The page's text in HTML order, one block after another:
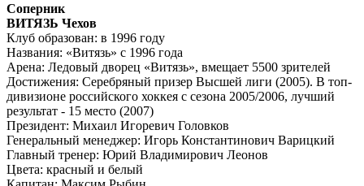
Соперник
ВИТЯЗЬ Чехов
Клуб образован: в 1996 году
Названия: «Витязь» с 1996 года
Арена: Ледовый дворец «Витязь», вмещает 5500 зрителей
Достижения: Серебряный призер Высшей лиги (2005). В топ-
дивизионе российского хоккея с сезона 2005/2006, лучший
результат - 15 место (2007)
Президент: Михаил Игоревич Головков
Генеральный менеджер: Игорь Константинович Варицкий
Главный тренер: Юрий Владимирович Леонов
Цвета: красный и белый